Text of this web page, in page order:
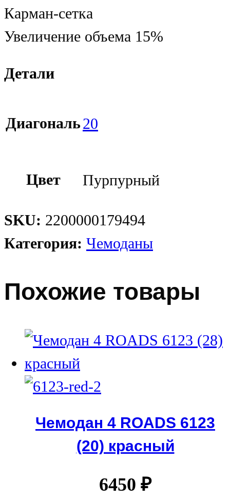
Карман-сетка
Увеличение объема 15%
Детали
Диагональ20
Цвет Пурпурный
SKU: 2200000179494
Категория: Чемоданы
Похожие товары
Чемодан 4 ROADS 6123
(20) красный
6450 ₽